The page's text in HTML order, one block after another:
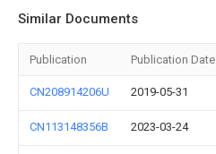
Similar Documents
Publication Publication Date
CN208914206U 2019-05-31
CN113148356B 2023-03-24